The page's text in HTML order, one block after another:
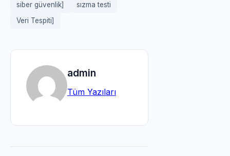
siber güvenlik]
sızma testi
Veri Tespiti]
admin
Tüm Yazıları